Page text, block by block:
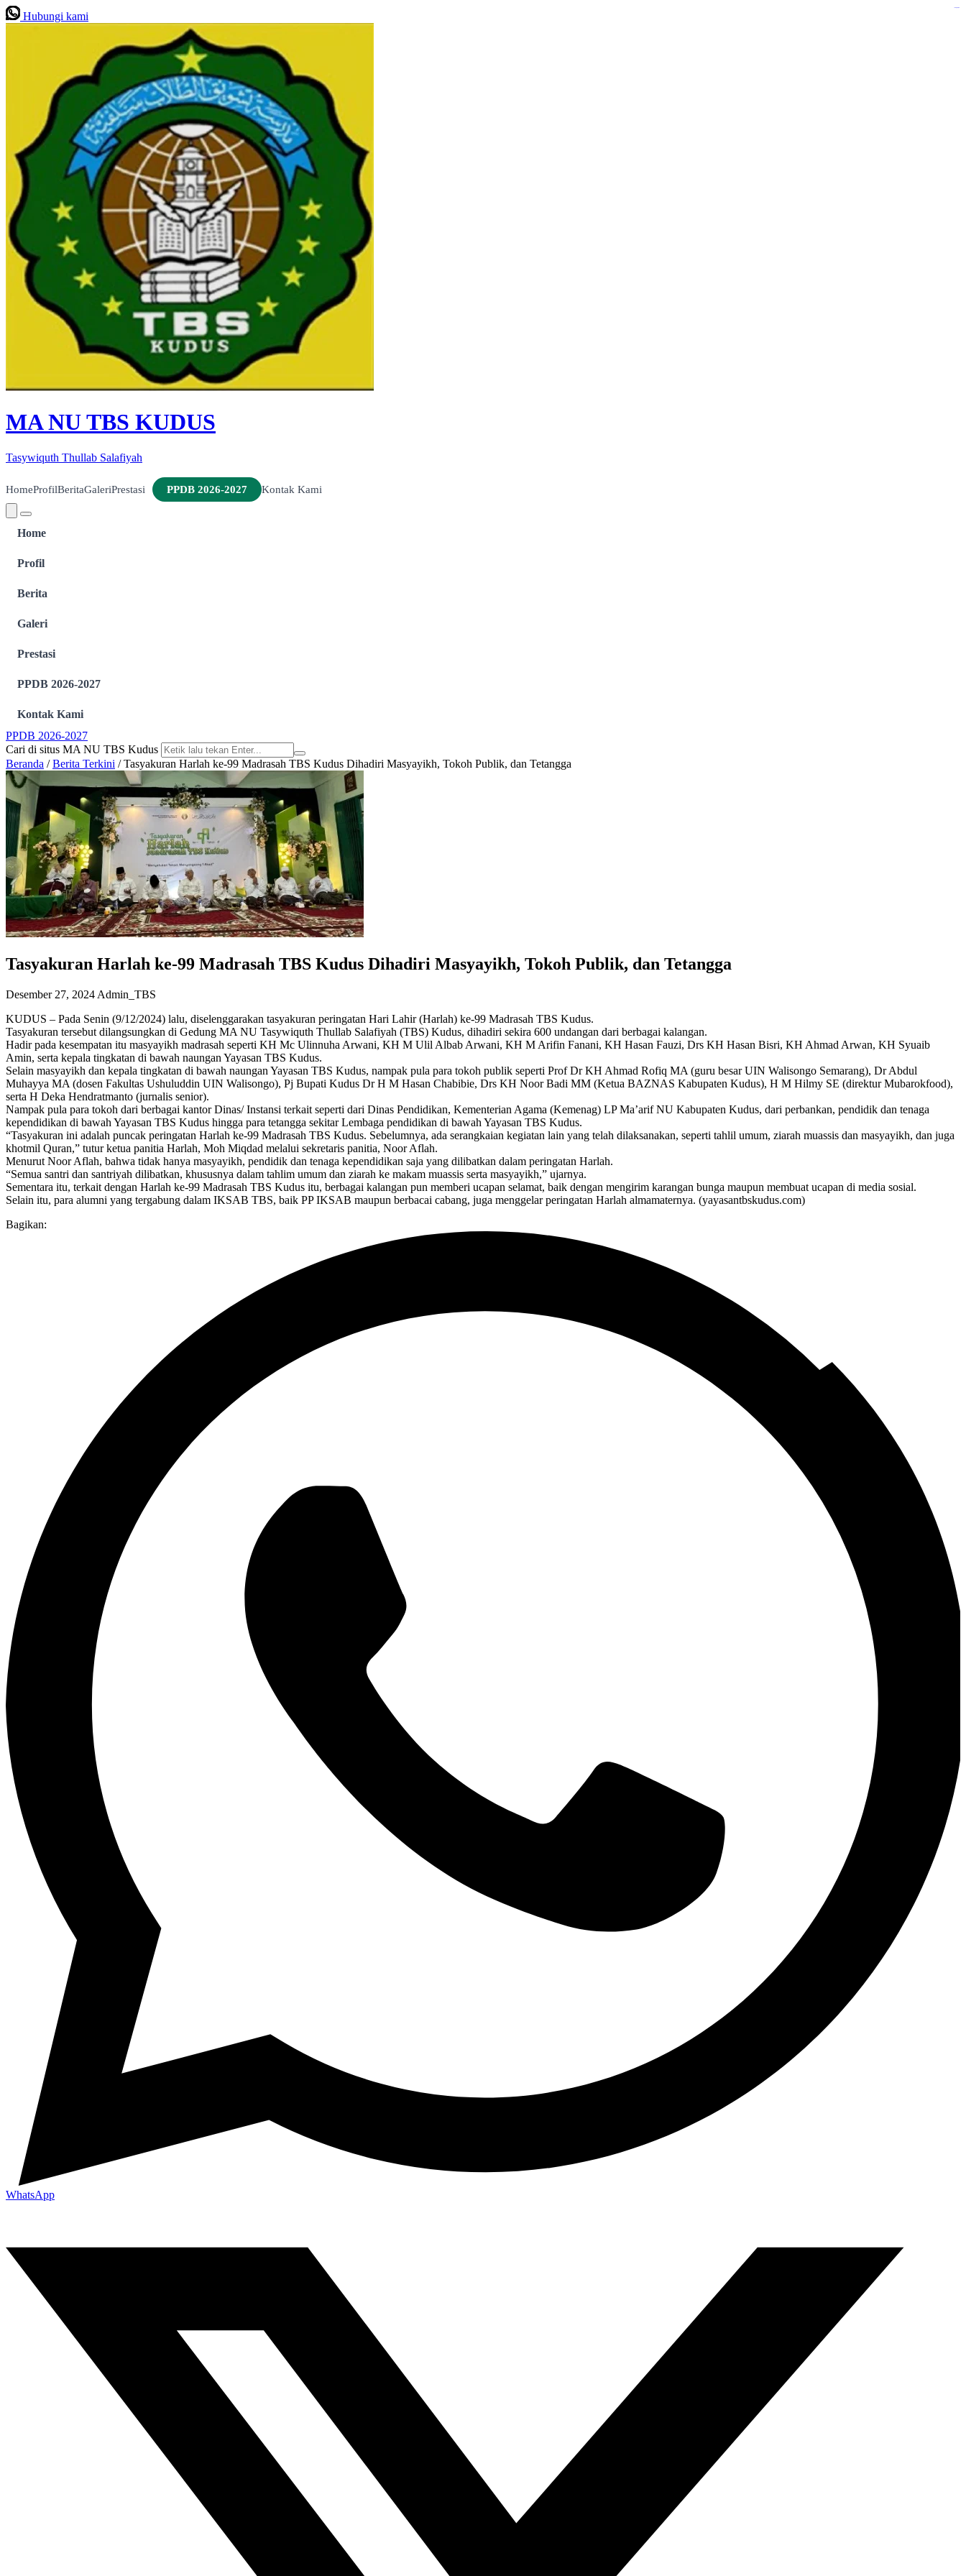
Hubungi kami
MA NU TBS KUDUS
Tasywiquth Thullab Salafiyah
HomeProfilBeritaGaleriPrestasi PPDB 2026-2027 Kontak Kami
Home
Profil
Berita
Galeri
Prestasi
PPDB 2026-2027
Kontak Kami
PPDB 2026-2027
Cari di situs MA NU TBS Kudus
Beranda / Berita Terkini / Tasyakuran Harlah ke-99 Madrasah TBS Kudus Dihadiri Masyayikh, Tokoh Publik, dan Tetangga
Tasyakuran Harlah ke-99 Madrasah TBS Kudus Dihadiri Masyayikh, Tokoh Publik, dan Tetangga
Desember 27, 2024 Admin_TBS
KUDUS – Pada Senin (9/12/2024) lalu, diselenggarakan tasyakuran peringatan Hari Lahir (Harlah) ke-99 Madrasah TBS Kudus.
Tasyakuran tersebut dilangsungkan di Gedung MA NU Tasywiquth Thullab Salafiyah (TBS) Kudus, dihadiri sekira 600 undangan dari berbagai kalangan.
Hadir pada kesempatan itu masyayikh madrasah seperti KH Mc Ulinnuha Arwani, KH M Ulil Albab Arwani, KH M Arifin Fanani, KH Hasan Fauzi, Drs KH Hasan Bisri, KH Ahmad Arwan, KH Syuaib
Amin, serta kepala tingkatan di bawah naungan Yayasan TBS Kudus.
Selain masyayikh dan kepala tingkatan di bawah naungan Yayasan TBS Kudus, nampak pula para tokoh publik seperti Prof Dr KH Ahmad Rofiq MA (guru besar UIN Walisongo Semarang), Dr Abdul
Muhayya MA (dosen Fakultas Ushuluddin UIN Walisongo), Pj Bupati Kudus Dr H M Hasan Chabibie, Drs KH Noor Badi MM (Ketua BAZNAS Kabupaten Kudus), H M Hilmy SE (direktur Mubarokfood),
serta H Deka Hendratmanto (jurnalis senior).
Nampak pula para tokoh dari berbagai kantor Dinas/ Instansi terkait seperti dari Dinas Pendidikan, Kementerian Agama (Kemenag) LP Ma’arif NU Kabupaten Kudus, dari perbankan, pendidik dan tenaga
kependidikan di bawah Yayasan TBS Kudus hingga para tetangga sekitar Lembaga pendidikan di bawah Yayasan TBS Kudus.
“Tasyakuran ini adalah puncak peringatan Harlah ke-99 Madrasah TBS Kudus. Sebelumnya, ada serangkaian kegiatan lain yang telah dilaksanakan, seperti tahlil umum, ziarah muassis dan masyayikh, dan juga
khotmil Quran,” tutur ketua panitia Harlah, Moh Miqdad melalui sekretaris panitia, Noor Aflah.
Menurut Noor Aflah, bahwa tidak hanya masyayikh, pendidik dan tenaga kependidikan saja yang dilibatkan dalam peringatan Harlah.
“Semua santri dan santriyah dilibatkan, khususnya dalam tahlim umum dan ziarah ke makam muassis serta masyayikh,” ujarnya.
Sementara itu, terkait dengan Harlah ke-99 Madrasah TBS Kudus itu, berbagai kalangan pun memberi ucapan selamat, baik dengan mengirim karangan bunga maupun membuat ucapan di media sosial.
Selain itu, para alumni yang tergabung dalam IKSAB TBS, baik PP IKSAB maupun berbacai cabang, juga menggelar peringatan Harlah almamaternya. (yayasantbskudus.com)
Bagikan:
WhatsApp